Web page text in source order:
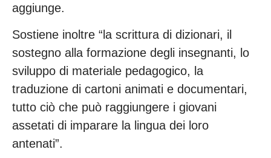
aggiunge.
Sostiene inoltre “la scrittura di dizionari, il
sostegno alla formazione degli insegnanti, lo
sviluppo di materiale pedagogico, la
traduzione di cartoni animati e documentari,
tutto ciò che può raggiungere i giovani
assetati di imparare la lingua dei loro
antenati”.